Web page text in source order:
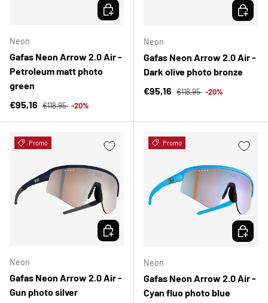
Neon
Gafas Neon Arrow 2.0 Air -
Petroleum matt photo
green
Precio de venta
€95,16 Precio normal
€118,95 -20%
ELEGIR OPCIONES
Neon
Gafas Neon Arrow 2.0 Air -
Dark olive photo bronze
Precio de venta
€95,16 Precio normal
€118,95 -20%
ELEGIR
Promo
Neon
Gafas Neon Arrow 2.0 Air -
Gun photo silver
ELEGIR OPCIONES
Promo
Neon
Gafas Neon Arrow 2.0 Air -
Cyan fluo photo blue
ELEGIR